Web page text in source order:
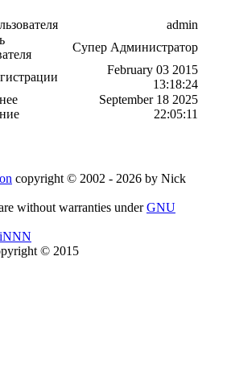
admin
Супер Администратор
February 03 2015
13:18:24
September 18 2025
22:05:11
copyright © 2002 - 2026 by Nick
without warranties underGNU
© 2015